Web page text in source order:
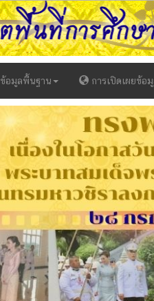
ข้อมูลพื้นฐาน การเปิดเผยข้อ